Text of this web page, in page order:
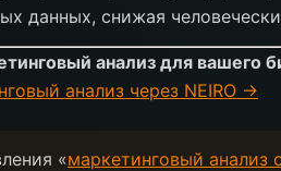
данных, снижая
анализ для вашего
анализ через NEIRO →
«маркетинговый анализ